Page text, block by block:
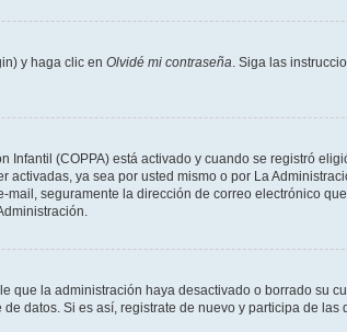
y haga clic en Olvidé mi contraseña . Siga las
Infantil (COPPA) está activado y cuando se registró
ya sea por usted mismo o por La
seguramente la dirección de correo electrónico
la administración haya desactivado o borrado su
datos. Si es así, registrate de nuevo y participa de las